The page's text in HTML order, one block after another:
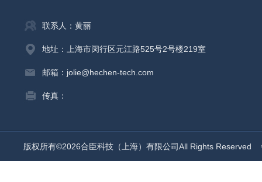
联系人：黄丽
地址：上海市闵行区元江路525号2号楼219室
邮箱：jolie@hechen-tech.com
传真：
版权所有©2026合臣科技（上海）有限公司All Rights Reserved